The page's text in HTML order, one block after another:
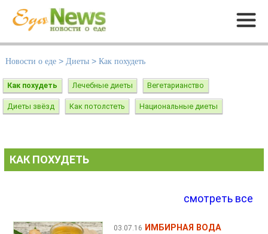
Меню
Новости о еде > Диеты > Как похудеть
Как похудеть Лечебные диеты Вегетарианство
Диеты звёзд Как потолстеть Национальные диеты
КАК ПОХУДЕТЬ
смотреть все
03.07.16 ИМБИРНАЯ ВОДА